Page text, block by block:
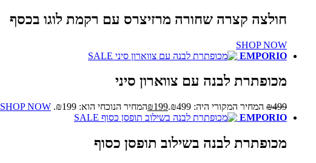
חולצה קצרה שחורה מרזיצרס עם רקמת לוגו בכסף
SHOP NOW
SALE
EMPORIO
מכופתרת לבנה עם צווארון סיני
₪499 המחיר המקורי היה: ₪499. ₪199 המחיר הנוכחי הוא: ₪199. SHOP NOW
SALE
EMPORIO
מכופתרת לבנה בשילוב תופסן כסוף